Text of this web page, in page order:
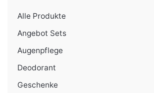
Alle Produkte
Angebot Sets
Augenpflege
Deodorant
Geschenke